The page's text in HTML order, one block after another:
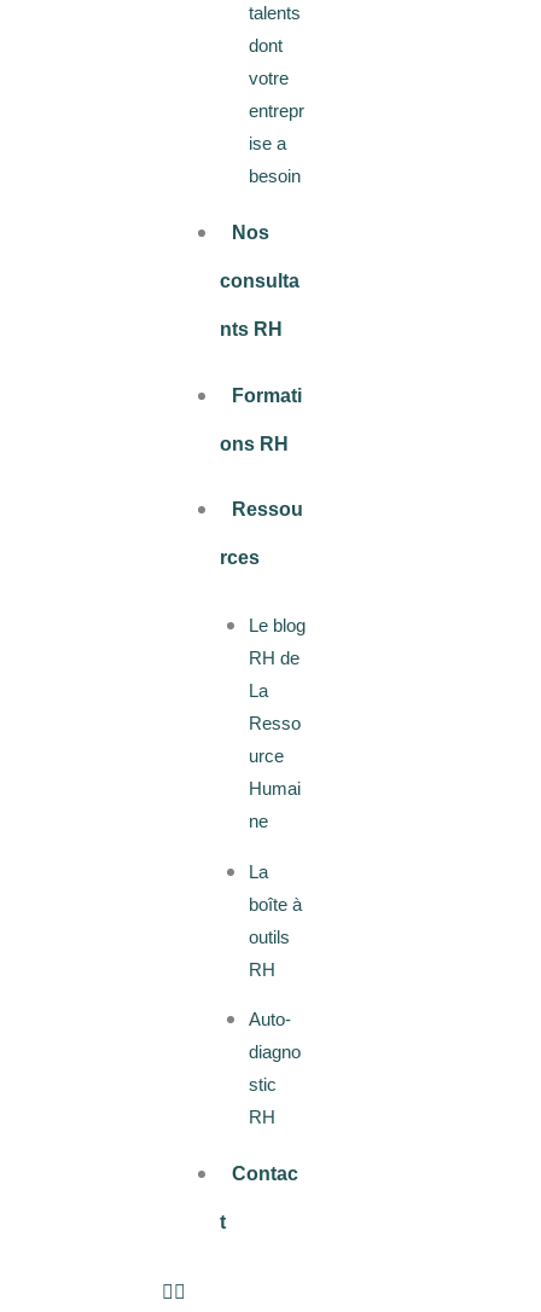
talents
dont
votre
entrepr
ise a
besoin
Nos
consulta
nts RH
Formati
ons RH
Ressou
rces
Le blog
RH de
La
Resso
urce
Humai
ne
La
boîte à
outils
RH
Auto-
diagno
stic
RH
Contac
t